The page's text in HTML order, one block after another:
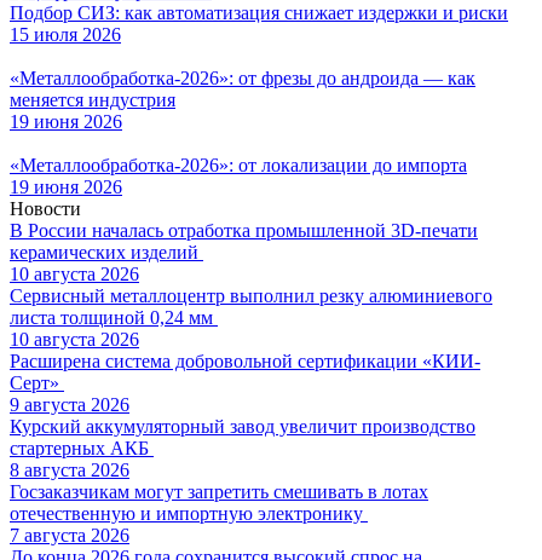
Подбор СИЗ: как автоматизация снижает издержки и риски
15 июля 2026
«Металлообработка-2026»: от фрезы до андроида — как
меняется индустрия
19 июня 2026
«Металлообработка-2026»: от локализации до импорта
19 июня 2026
Новости
В России началась отработка промышленной 3D-печати
керамических изделий
10 августа 2026
Сервисный металлоцентр выполнил резку алюминиевого
листа толщиной 0,24 мм
10 августа 2026
Расширена система добровольной сертификации «КИИ-
Серт»
9 августа 2026
Курский аккумуляторный завод увеличит производство
стартерных АКБ
8 августа 2026
Госзаказчикам могут запретить смешивать в лотах
отечественную и импортную электронику
7 августа 2026